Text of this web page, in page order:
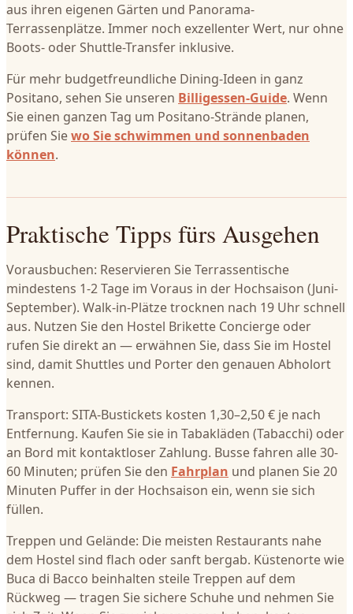
aus ihren eigenen Gärten und Panorama-
Terrassenplätze. Immer noch exzellenter Wert, nur ohne
Boots- oder Shuttle-Transfer inklusive.
Für mehr budgetfreundliche Dining-Ideen in ganz
Positano, sehen Sie unseren Billigessen-Guide. Wenn
Sie einen ganzen Tag um Positano-Strände planen,
prüfen Siewo Sie schwimmen und sonnenbaden
können.
Praktische Tipps fürs Ausgehen
Vorausbuchen: Reservieren Sie Terrassentische
mindestens 1-2 Tage im Voraus in der Hochsaison (Juni-
September). Walk-in-Plätze trocknen nach 19 Uhr schnell
aus. Nutzen Sie den Hostel Brikette Concierge oder
rufen Sie direkt an — erwähnen Sie, dass Sie im Hostel
sind, damit Shuttles und Porter den genauen Abholort
kennen.
Transport: SITA-Bustickets kosten 1,30–2,50 € je nach
Entfernung. Kaufen Sie sie in Tabakläden (Tabacchi) oder
an Bord mit kontaktloser Zahlung. Busse fahren alle 30-
60 Minuten; prüfen Sie den Fahrplan und planen Sie 20
Minuten Puffer in der Hochsaison ein, wenn sie sich
füllen.
Treppen und Gelände: Die meisten Restaurants nahe
dem Hostel sind flach oder sanft bergab. Küstenorte wie
Buca di Bacco beinhalten steile Treppen auf dem
Rückweg — tragen Sie sichere Schuhe und nehmen Sie